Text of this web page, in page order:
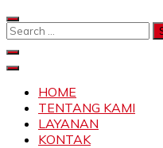
Skip
to
Search
HOME
TENTANG KAMI
LAYANAN
KONTAK